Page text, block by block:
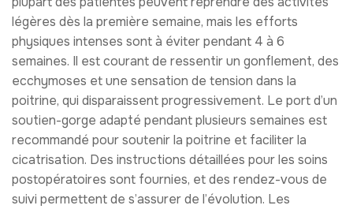
légères dès la première semaine, mais les efforts
physiques intenses sont à éviter pendant 4 à 6
semaines. Il est courant de ressentir un gonflement, des
ecchymoses et une sensation de tension dans la
poitrine, qui disparaissent progressivement. Le port d’un
soutien-gorge adapté pendant plusieurs semaines est
recommandé pour soutenir la poitrine et faciliter la
cicatrisation. Des instructions détaillées pour les soins
postopératoires sont fournies, et des rendez-vous de
suivi permettent de s’assurer de l’évolution. Les